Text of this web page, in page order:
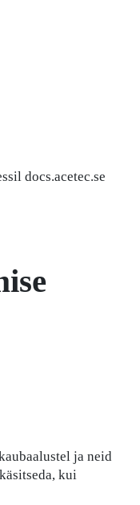
docs.acetec.se
ja neid
kui